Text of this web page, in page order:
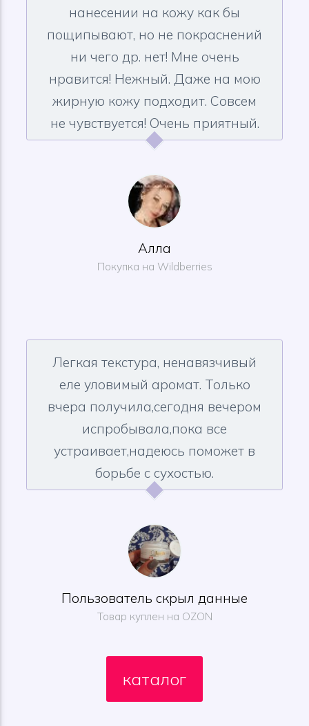
нанесении на кожу как бы
пощипывают, но не покраснений
ни чего др. нет! Мне очень
нравится! Нежный. Даже на мою
жирную кожу подходит. Совсем
не чувствуется! Очень приятный.
Алла
Покупка на Wildberries
Легкая текстура, ненавязчивый
еле уловимый аромат. Только
вчера получила,сегодня вечером
испробывала,пока все
устраивает,надеюсь поможет в
борьбе с сухостью.
Пользователь скрыл данные
Товар куплен на OZON
каталог